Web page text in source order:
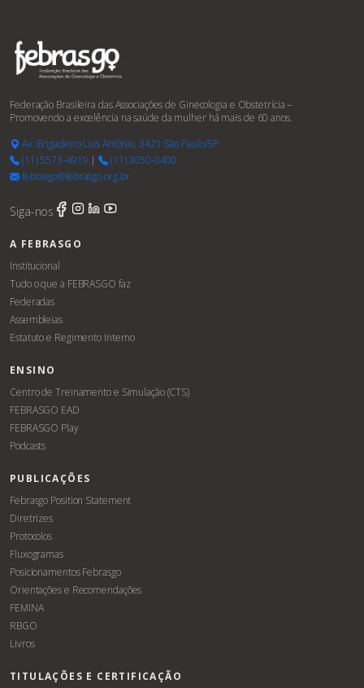
Federação Brasileira das Associações de Ginecologia e Obstetrícia –
Promovendo a excelência na saúde da mulher há mais de 60 anos.
Av. Brigadeiro Luís Antônio, 3421 São Paulo/SP
(11) 5573-4919 |
(11) 3050-0400
febrasgo@febrasgo.org.br
Siga-nos
A FEBRASGO
Institucional
Tudo o que a FEBRASGO faz
Federadas
Assembleias
Estatuto e Regimento Interno
ENSINO
Centro de Treinamento e Simulação (CTS)
FEBRASGO EAD
FEBRASGO Play
Podcasts
PUBLICAÇÕES
Febrasgo Position Statement
Diretrizes
Protocolos
Fluxogramas
Posicionamentos Febrasgo
Orientações e Recomendações
FEMINA
RBGO
Livros
TITULAÇÕES E CERTIFICAÇÃO